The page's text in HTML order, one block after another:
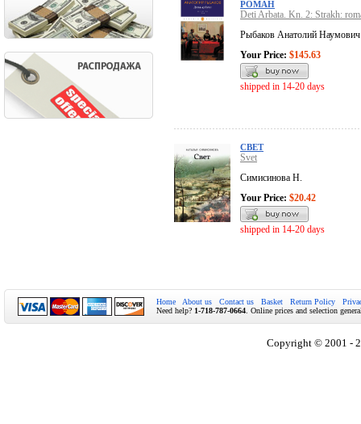
РОМАН
Deti Arbata. Kn. 2: Strakh:
Рыбаков Анатолий Наумович
Your Price: $145.63
shipped in 14-20 days
СВЕТ
Svet
Симисинова Н.
Your Price: $20.42
shipped in 14-20 days
Home About us Contact us Basket Return Policy
Need help? 1-718-787-0664 . Online prices and selection
Copyright © 2001 -